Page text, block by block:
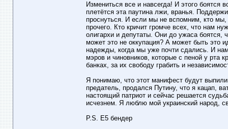
Измениться все и навсегда! И этого
плетётся эта паутина лжи, вранья.
проснуться. И если мы не вспомним, кто мы,
прочего. Кто кричит громче всех, что нам
олигархи и депутаты. Они до ужаса боятся,
может это не оккупация? А может быть это
надежды, когда мы уже почти сдались. И
мэров и чиновников, которые с пеной у рта
банках, за их свободу грабить и
Я понимаю, что этот манифест будут
предатель, продался Путину, что я кацап,
настоящий патриот и сейчас решается
исчезнем. Я люблю мой украинский народ,
P.S. E5 бендер